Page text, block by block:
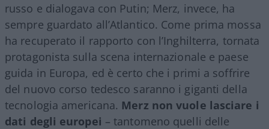
russo e dialogava con Putin; Merz, invece, ha
sempre guardato all’Atlantico. Come prima mossa
ha recuperato il rapporto con l’Inghilterra, tornata
protagonista sulla scena internazionale e paese
guida in Europa, ed è certo che i primi a soffrire
del nuovo corso tedesco saranno i giganti della
tecnologia americana. Merz non vuole lasciare i
dati degli europei – tantomeno quelli delle